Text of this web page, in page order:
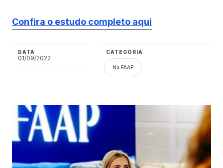
Confira o estudo completo aqui
DATA
01/09/2022
CATEGORIA
Na FAAP